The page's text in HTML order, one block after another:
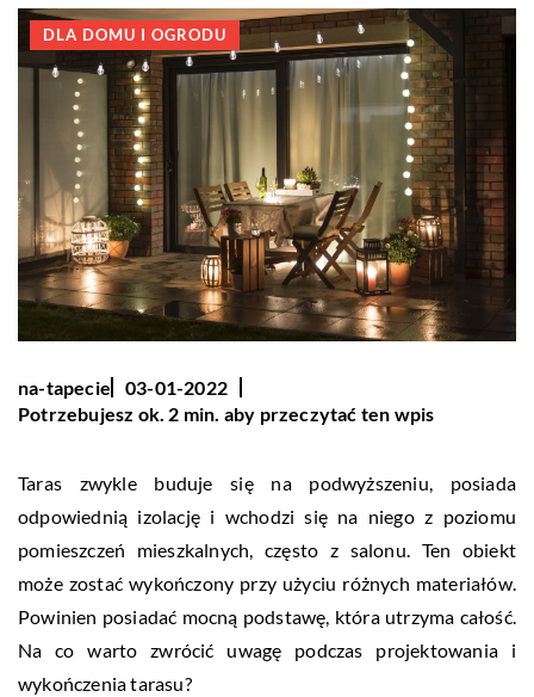
DLA DOMU I OGRODU
na-tapecie
03-01-2022
Potrzebujesz ok. 2 min. aby przeczytać ten wpis
Taras zwykle buduje się na podwyższeniu, posiada
odpowiednią izolację i wchodzi się na niego z poziomu
pomieszczeń mieszkalnych, często z salonu. Ten obiekt
może zostać wykończony przy użyciu różnych materiałów.
Powinien posiadać mocną podstawę, która utrzyma całość.
Na co warto zwrócić uwagę podczas projektowania i
wykończenia tarasu?